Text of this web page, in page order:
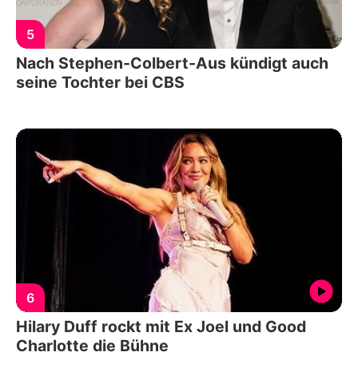
5
Nach Stephen-Colbert-Aus kündigt auch
seine Tochter bei CBS
6
Hilary Duff rockt mit Ex Joel und Good
Charlotte die Bühne